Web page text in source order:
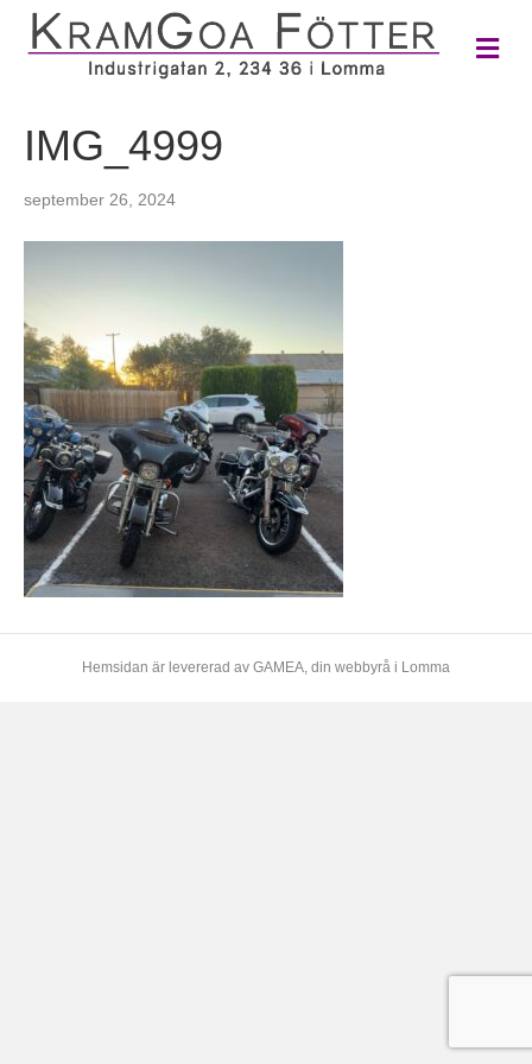
M
e
IMG_4999
september 26, 2024
Hemsidan är levererad av GAMEA, din webbyrå i Lomma